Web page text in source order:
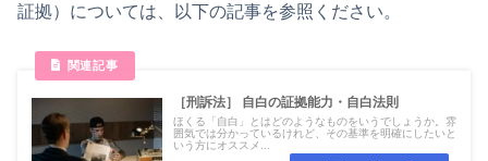
証拠）については、以下の記事を参照ください。
［刑訴法］ 自白の証拠能力・自白法則
ほくる「自白」とはどのようなものをいうでしょうか。雰
囲気では分かっているけれど、その基準を明確にしたいと
いう方にオススメ...